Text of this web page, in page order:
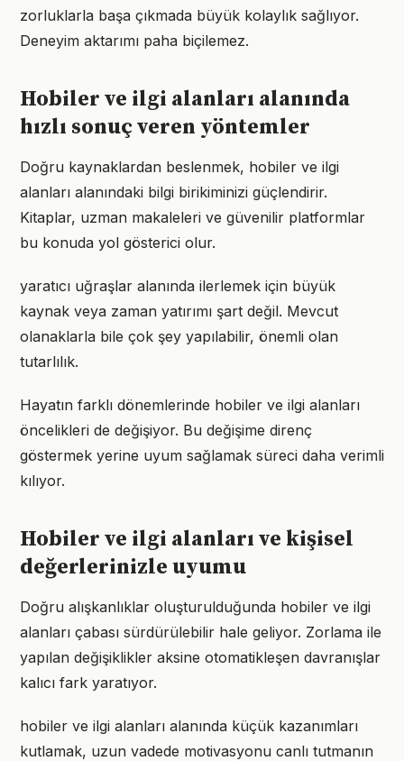
zorluklarla başa çıkmada büyük kolaylık sağlıyor.
Deneyim aktarımı paha biçilemez.
Hobiler ve ilgi alanları alanında
hızlı sonuç veren yöntemler
Doğru kaynaklardan beslenmek, hobiler ve ilgi
alanları alanındaki bilgi birikiminizi güçlendirir.
Kitaplar, uzman makaleleri ve güvenilir platformlar
bu konuda yol gösterici olur.
yaratıcı uğraşlar alanında ilerlemek için büyük
kaynak veya zaman yatırımı şart değil. Mevcut
olanaklarla bile çok şey yapılabilir, önemli olan
tutarlılık.
Hayatın farklı dönemlerinde hobiler ve ilgi alanları
öncelikleri de değişiyor. Bu değişime direnç
göstermek yerine uyum sağlamak süreci daha verimli
kılıyor.
Hobiler ve ilgi alanları ve kişisel
değerlerinizle uyumu
Doğru alışkanlıklar oluşturulduğunda hobiler ve ilgi
alanları çabası sürdürülebilir hale geliyor. Zorlama ile
yapılan değişiklikler aksine otomatikleşen davranışlar
kalıcı fark yaratıyor.
hobiler ve ilgi alanları alanında küçük kazanımları
kutlamak, uzun vadede motivasyonu canlı tutmanın